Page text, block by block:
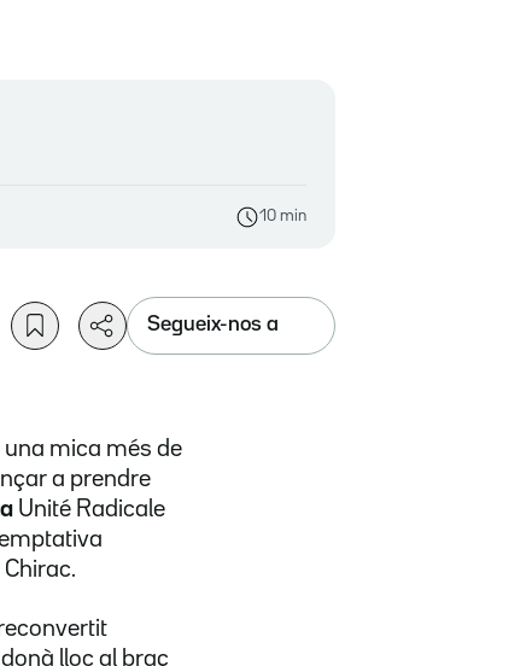
10 min
Segueix-nos a
mica més de
a prendre
Unité Radicale
lloc al braç